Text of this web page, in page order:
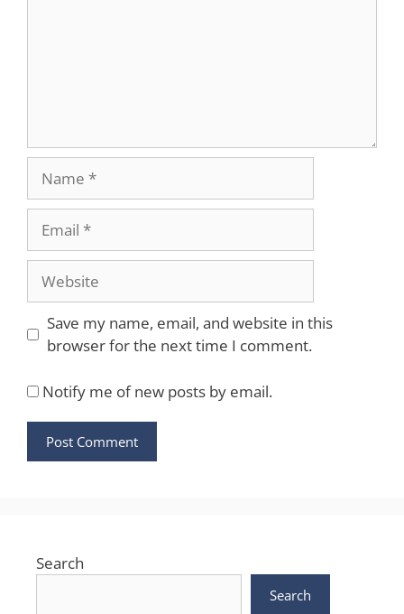
Website
Save my name, email, and website in this
browser for the next time I comment.
Notify me of new posts by email.
Search
Search